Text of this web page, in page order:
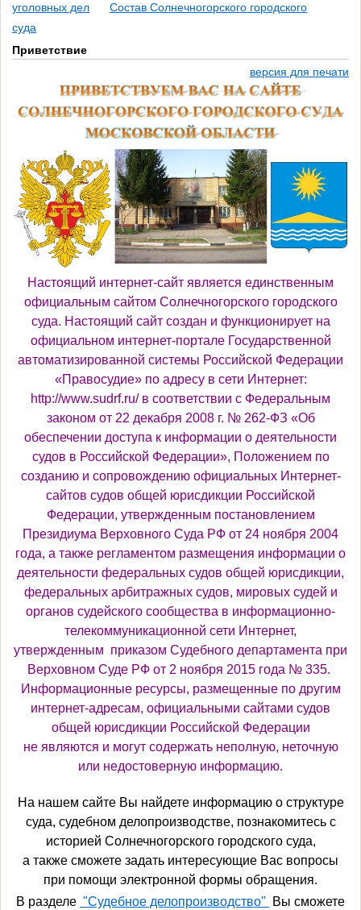
уголовных дел
Состав Солнечногорского городского
суда
Приветствие
версия для печати
Настоящий интернет-сайт является единственным
официальным сайтом Солнечногорского городского
суда. Настоящий сайт создан и функционирует на
официальном интернет-портале Государственной
автоматизированной системы Российской Федерации
«Правосудие» по адресу в сети Интернет:
http://www.sudrf.ru/ в соответствии с Федеральным
законом от 22 декабря 2008 г. № 262-ФЗ «Об
обеспечении доступа к информации о деятельности
судов в Российской Федерации», Положением по
созданию и сопровождению официальных Интернет-
сайтов судов общей юрисдикции Российской
Федерации, утвержденным постановлением
Президиума Верховного Суда РФ от 24 ноября 2004
года, а также регламентом размещения информации о
деятельности федеральных судов общей юрисдикции,
федеральных арбитражных судов, мировых судей и
органов судейского сообщества в информационно-
телекоммуникационной сети Интернет,
утвержденным приказом Судебного департамента при
Верховном Суде РФ от 2 ноября 2015 года № 335.
Информационные ресурсы, размещенные по другим
интернет-адресам, официальными сайтами судов
общей юрисдикции Российской Федерации
не являются и могут содержать неполную, неточную
или недостоверную информацию.
На нашем сайте Вы найдете информацию о структуре
суда, судебном делопроизводстве, познакомитесь с
историей Солнечногорского городского суда,
а также сможете задать интересующие Вас вопросы
при помощи электронной формы обращения.
В разделе "Судебное делопроизводство"
Вы сможете